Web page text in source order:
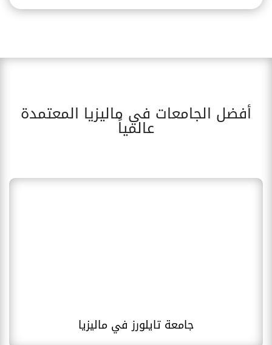
أفضل الجامعات في ماليزيا المعتمدة
عالمياً
جامعة تايلورز في ماليزيا